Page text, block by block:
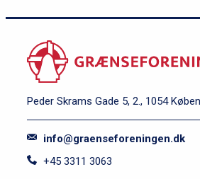
Peder Skrams Gade 5, 2., 1054
info@graenseforeningen.dk
+45 3311 3063